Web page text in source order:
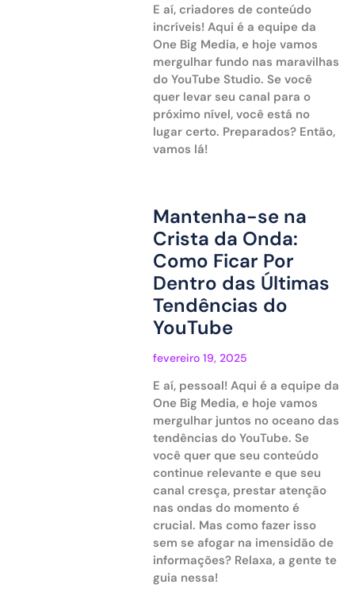
E aí, criadores de conteúdo
incríveis! Aqui é a equipe da
One Big Media, e hoje vamos
mergulhar fundo nas maravilhas
do YouTube Studio. Se você
quer levar seu canal para o
próximo nível, você está no
lugar certo. Preparados? Então,
vamos lá!
Mantenha-se na
Crista da Onda:
Como Ficar Por
Dentro das Últimas
Tendências do
YouTube
fevereiro 19, 2025
E aí, pessoal! Aqui é a equipe da
One Big Media, e hoje vamos
mergulhar juntos no oceano das
tendências do YouTube. Se
você quer que seu conteúdo
continue relevante e que seu
canal cresça, prestar atenção
nas ondas do momento é
crucial. Mas como fazer isso
sem se afogar na imensidão de
informações? Relaxa, a gente te
guia nessa!